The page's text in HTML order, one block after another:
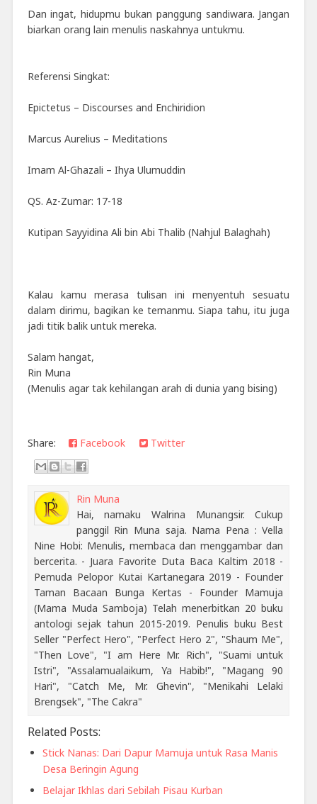
Dan ingat, hidupmu bukan panggung sandiwara. Jangan
biarkan orang lain menulis naskahnya untukmu.
Referensi Singkat:
Epictetus – Discourses and Enchiridion
Marcus Aurelius – Meditations
Imam Al-Ghazali – Ihya Ulumuddin
QS. Az-Zumar: 17-18
Kutipan Sayyidina Ali bin Abi Thalib (Nahjul Balaghah)
Kalau kamu merasa tulisan ini menyentuh sesuatu
dalam dirimu, bagikan ke temanmu. Siapa tahu, itu juga
jadi titik balik untuk mereka.
Salam hangat,
Rin Muna
(Menulis agar tak kehilangan arah di dunia yang bising)
Share: Facebook Twitter
Rin Muna
Hai, namaku Walrina Munangsir. Cukup
panggil Rin Muna saja. Nama Pena : Vella
Nine Hobi: Menulis, membaca dan menggambar dan
bercerita. - Juara Favorite Duta Baca Kaltim 2018 -
Pemuda Pelopor Kutai Kartanegara 2019 - Founder
Taman Bacaan Bunga Kertas - Founder Mamuja
(Mama Muda Samboja) Telah menerbitkan 20 buku
antologi sejak tahun 2015-2019. Penulis buku Best
Seller "Perfect Hero", "Perfect Hero 2", "Shaum Me",
"Then Love", "I am Here Mr. Rich", "Suami untuk
Istri", "Assalamualaikum, Ya Habib!", "Magang 90
Hari", "Catch Me, Mr. Ghevin", "Menikahi Lelaki
Brengsek", "The Cakra"
Related Posts:
Stick Nanas: Dari Dapur Mamuja untuk Rasa Manis
Desa Beringin Agung
Belajar Ikhlas dari Sebilah Pisau Kurban